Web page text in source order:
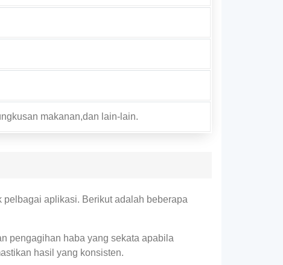
makanan,dan lain-lain.
aplikasi. Berikut adalah beberapa
pengagihan haba yang sekata apabila
hasil yang konsisten.